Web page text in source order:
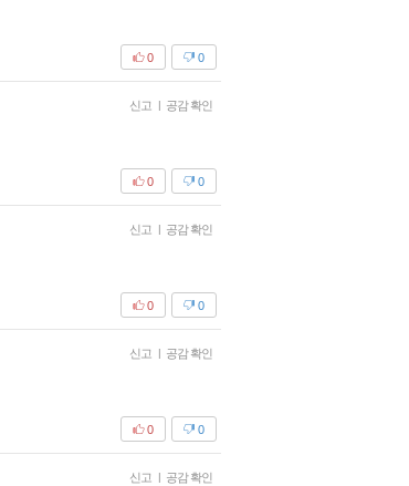
0
0
신고 공감 확인
0
0
신고 공감 확인
0
0
신고 공감 확인
0
0
신고 공감 확인